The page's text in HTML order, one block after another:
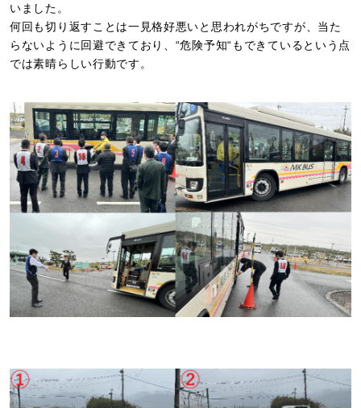
いました。
何回も切り返すことは一見格好悪いと思われがちですが、当た
らないように回避できており、“危険予知“もできているという点
では素晴らしい行動です。